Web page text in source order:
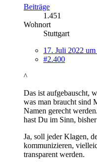
Beiträge
1.451
Wohnort
Stuttgart
17. Juli 2022
#2.400
^
Das ist aufgebauscht,
was man braucht sind
Namen gerecht
hast Du im Sinn,
Ja, soll jeder Klagen,
kommunizieren,
transparent werden.